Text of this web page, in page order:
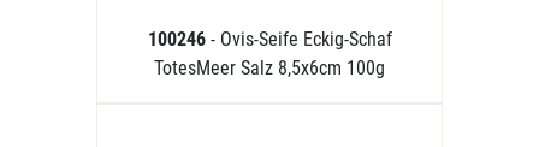
100246 - Ovis-Seife Eckig-Schaf
TotesMeer Salz 8,5x6cm 100g